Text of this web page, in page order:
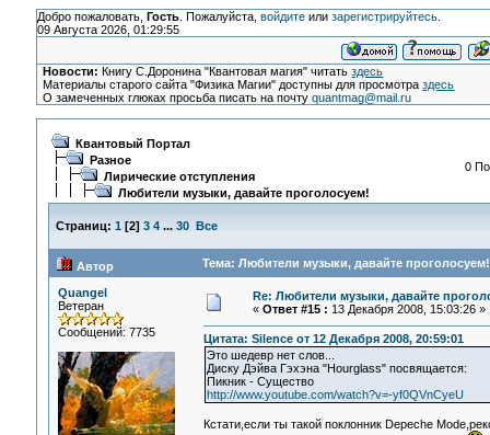
Добро пожаловать, Гость. Пожалуйста, войдитеили зарегистрируйтесь.
09 Августа 2026, 01:29:55
Новости: Книгу С.Доронина "Квантовая магия" читатьздесь
Материалы старого сайта "Физика Магии" доступны для просмотраздесь
О замеченных глюках просьба писать на почтуquantmag@mail.ru
Квантовый Портал
Разное
Лирические отступления
Любители музыки, давайте проголосуем!
0
Страниц: 1 [2] 3 4 ... 30 Все
Автор Тема: Любители музыки, давайте
Quangel
Ветеран
Сообщений: 7735
Re: Любители музыки, давайте
« Ответ #15 : 13 Декабря 2008, 15:03:26 »
Цитата: Silence от 12 Декабря 2008, 20:59:01
Это шедевр нет слов...
Диску Дэйва Гэхэна "Hourglass" посвящается:
Пикник - Существо
http://www.youtube.com/watch?v=-yf0QVnCyeU
Кстати,если ты такой поклонник Depeche